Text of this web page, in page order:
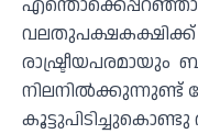
വലതുപക്ഷകക്ഷിക്ക്
രാഷ്ട്രീയപരമായും
നിലനിൽക്കുന്നുണ്ട്